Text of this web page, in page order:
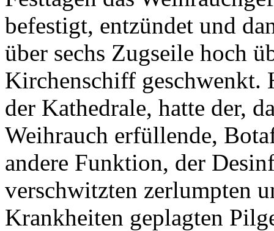
befestigt, entzündet und
über sechs Zugseile hoch
Kirchenschiff geschwenkt.
der Kathedrale, hatte der,
Weihrauch erfüllende,
andere Funktion, der
verschwitzten zerlumpten
Krankheiten geplagten